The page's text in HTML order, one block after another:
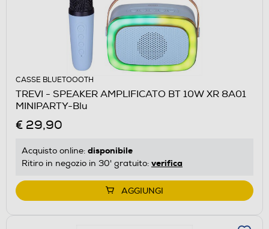
CASSE BLUETOOOTH
TREVI - SPEAKER AMPLIFICATO BT 10W XR 8A01
MINIPARTY-Blu
€ 29,90
Acquisto online: disponibile
Ritiro in negozio in 30' gratuito: verifica
AGGIUNGI